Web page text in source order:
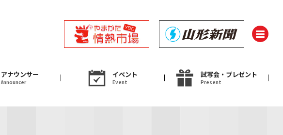
アナウンサー
Announcer
イベント
Event
試写会・プレゼント
Present
アナウンサー
Announcer
試写会・プレゼント